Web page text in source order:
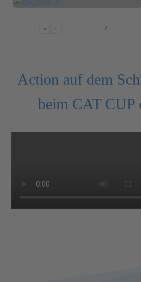
« ‹
Action auf dem
beim CAT CUP